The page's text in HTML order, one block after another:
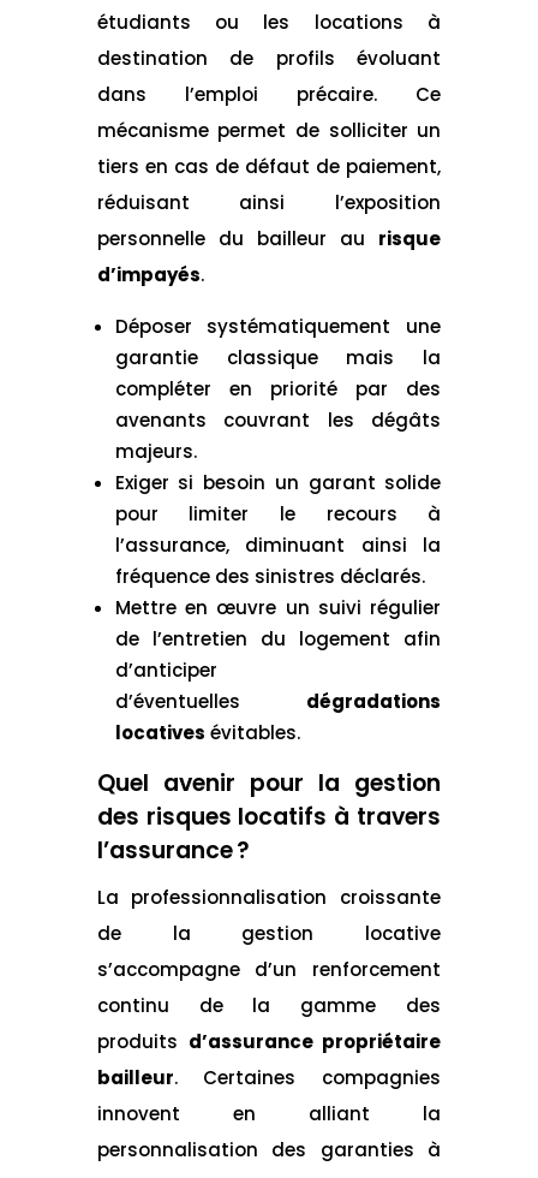
étudiants ou les locations à
destination de profils évoluant
dans l’emploi précaire. Ce
mécanisme permet de solliciter un
tiers en cas de défaut de paiement,
réduisant ainsi l’exposition
personnelle du bailleur au
risque
d’impayés.
Déposer systématiquement une
garantie classique mais la
compléter en priorité par des
avenants couvrant les dégâts
majeurs.
Exiger si besoin un garant solide
pour limiter le recours à
l’assurance, diminuant ainsi la
fréquence des sinistres déclarés.
Mettre en œuvre un suivi régulier
de l’entretien du logement afin
d’anticiper
d’éventuelles
dégradations
locatives évitables.
Quel avenir pour la gestion
des risques locatifs à travers
l’assurance ?
La professionnalisation croissante
de la gestion locative
s’accompagne d’un renforcement
continu de la gamme des
produits d’assurance propriétaire
bailleur. Certaines compagnies
innovent en alliant la
personnalisation des garanties à